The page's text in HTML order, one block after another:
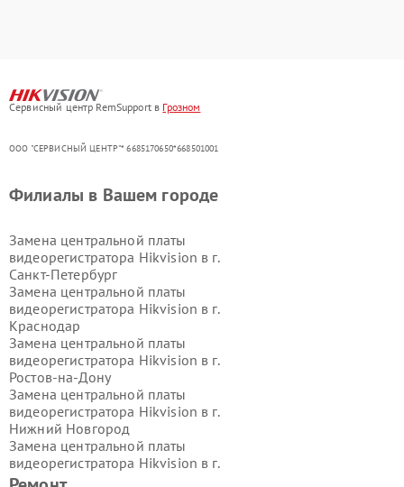
Сервисный центр RemSupport в Грозном
ООО "СЕРВИСНЫЙ ЦЕНТР"* 6685170650*668501001
Филиалы в Вашем городе
Замена центральной платы
видеорегистратора Hikvision в г.
Санкт-Петербург
Замена центральной платы
видеорегистратора Hikvision в г.
Краснодар
Замена центральной платы
видеорегистратора Hikvision в г.
Ростов-на-Дону
Замена центральной платы
видеорегистратора Hikvision в г.
Нижний Новгород
Замена центральной платы
видеорегистратора Hikvision в г.
Новосибирск